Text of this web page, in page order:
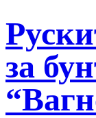
за